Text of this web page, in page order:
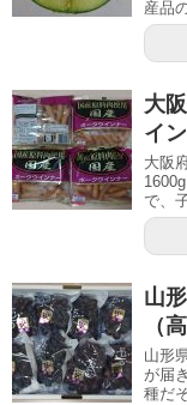
産品
大
イ
大阪
で、
山
（
山形
が届
種だ